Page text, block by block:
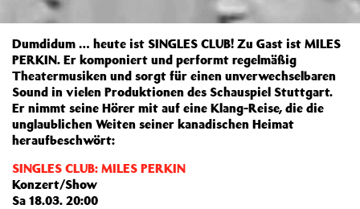
Dumdidum … heute ist SINGLES CLUB! Zu Gast ist MILES
PERKIN. Er komponiert und performt regelmäßig
Theatermusiken und sorgt für einen unverwechselbaren
Sound in vielen Produktionen des Schauspiel Stuttgart.
Er nimmt seine Hörer mit auf eine Klang-Reise, die die
unglaublichen Weiten seiner kanadischen Heimat
heraufbeschwört:
SINGLES CLUB: MILES PERKIN
Konzert/Show
Sa 18.03. 20:00